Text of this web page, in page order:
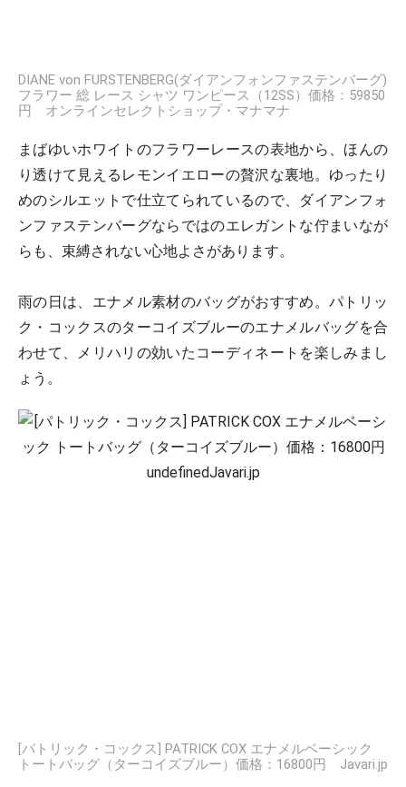
DIANE von FURSTENBERG(ダイアンフォンファステンバーグ)
フラワー 総 レース シャツ ワンピース（12SS）価格：59850
円 オンラインセレクトショップ・マナマナ
まばゆいホワイトのフラワーレースの表地から、ほんの
り透けて見えるレモンイエローの贅沢な裏地。ゆったり
めのシルエットで仕立てられているので、ダイアンフォ
ンファステンバーグならではのエレガントな佇まいなが
らも、束縛されない心地よさがあります。
雨の日は、エナメル素材のバッグがおすすめ。パトリッ
ク・コックスのターコイズブルーのエナメルバッグを合
わせて、メリハリの効いたコーディネートを楽しみまし
ょう。
[パトリック・コックス] PATRICK COX エナメルベーシック
トートバッグ（ターコイズブルー）価格：16800円 Javari.jp